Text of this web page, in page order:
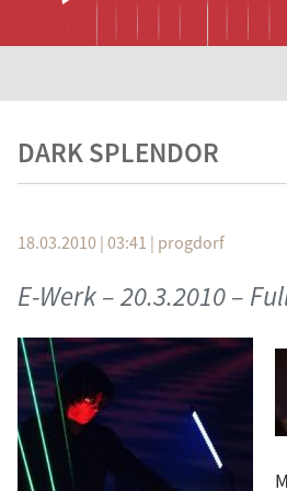
DARK SPLENDOR
18.03.2010 | 03:41 | progdorf
E-Werk – 20.3.2010 –